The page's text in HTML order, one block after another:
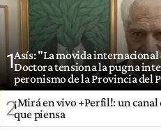
1Asís: "La movida internacional
Doctora tensiona la pugna
peronismo de la Provincia del
2¡Mirá en vivo +Perfil!: un canal
que piensa